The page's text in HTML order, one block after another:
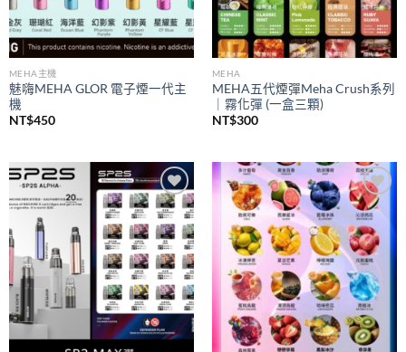
MEHA主機
魅嗨MEHA GLOR 電子煙一代主
機
NT$450
MEHA
MEHA五代煙彈Meha Crush系列
｜霧化彈 (一盒三顆)
NT$300
Add to
wishlist
Add to
wishlist